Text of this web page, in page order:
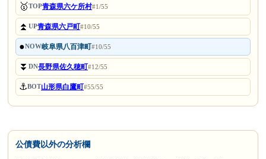
🥇TOP青森県六ケ所村#1/55
⏫UP青森県六戸町#10/55
●NOW岐阜県八百津町#10/55
⏬DN長野県佐久穂町#12/55
⚓BOT山形県白鷹町#55/55
公債費以外の分析欄